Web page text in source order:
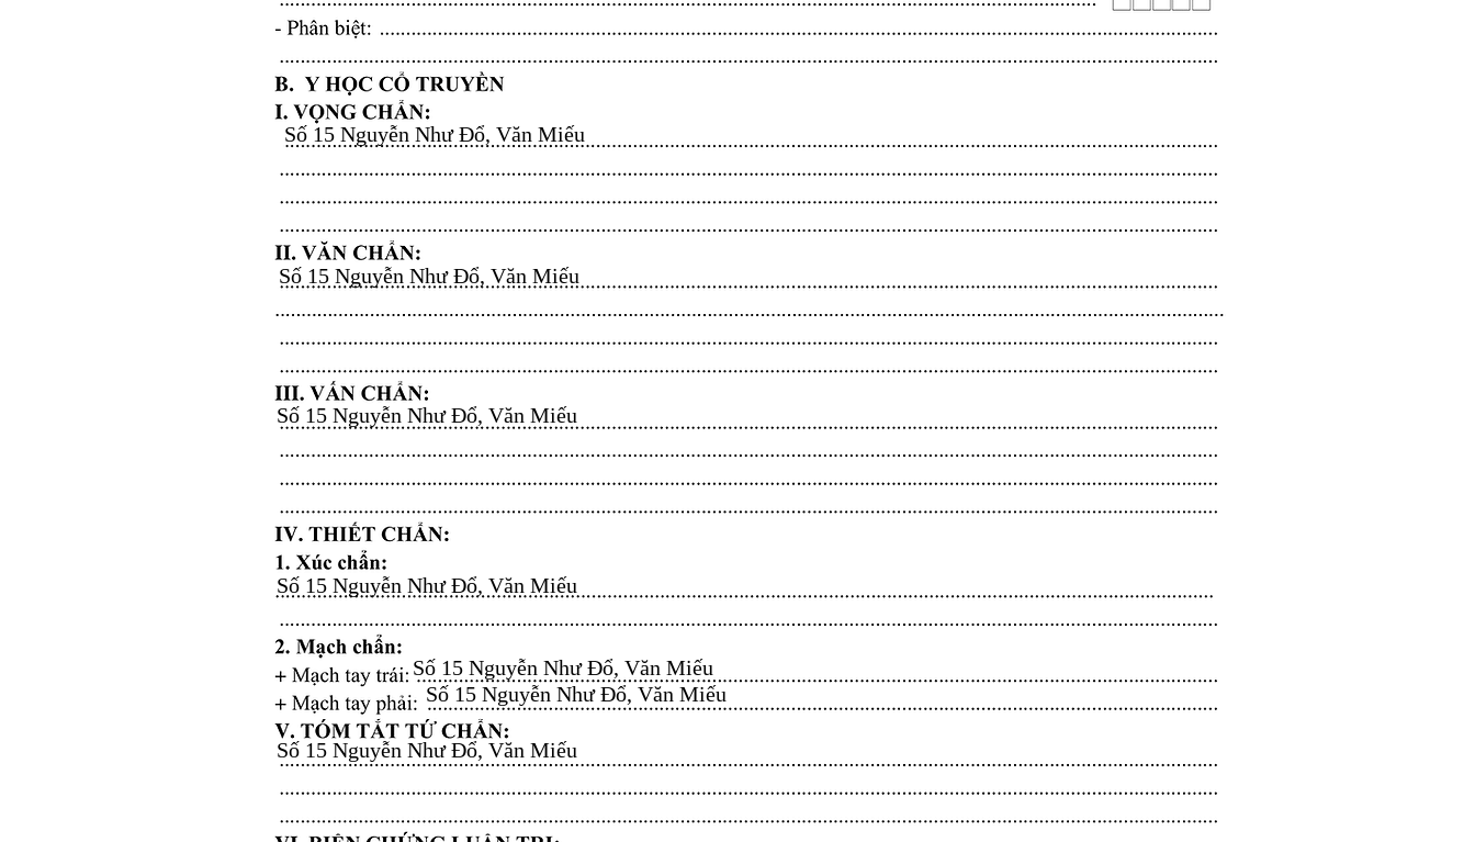
Số 15 Nguyễn Như Đổ, Văn Miếu​​​​
Số 15 Nguyễn Như Đổ, Văn Miếu​​​​
Số 15 Nguyễn Như Đổ, Văn Miếu​​​​
Số 15 Nguyễn Như Đổ, Văn Miếu​​​​
Số 15 Nguyễn Như Đổ, Văn Miếu​​​​
Số 15 Nguyễn Như Đổ, Văn Miếu​​​​
Số 15 Nguyễn Như Đổ, Văn Miếu​​​​